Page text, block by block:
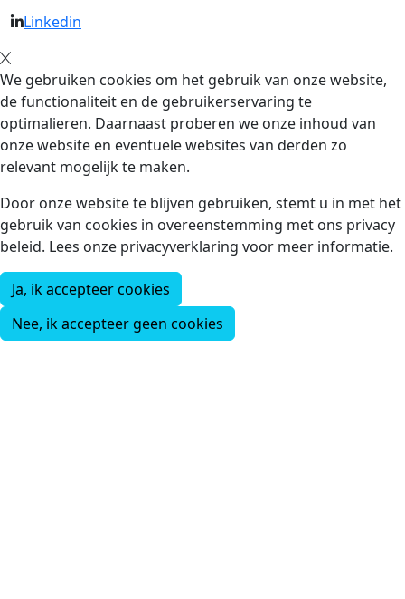
Linkedin
We gebruiken cookies om het gebruik van onze website,
de functionaliteit en de gebruikerservaring te
optimalieren. Daarnaast proberen we onze inhoud van
onze website en eventuele websites van derden zo
relevant mogelijk te maken.
Door onze website te blijven gebruiken, stemt u in met het
gebruik van cookies in overeenstemming met ons privacy
beleid. Lees onze privacyverklaring voor meer informatie.
Ja, ik accepteer cookies
Nee, ik accepteer geen cookies